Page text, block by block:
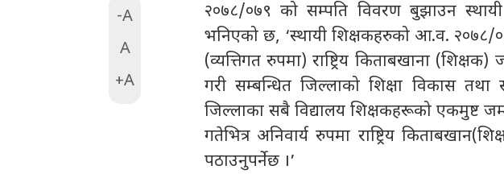
-A
A
+A
२०७८/०७९ को सम्पति विवरण बुझाउन
भनिएको छ, ‘स्थायी शिक्षकहरुको आ.व. २०७८/
(व्यत्तिगत रुपमा) राष्ट्रिय किताबखाना
गरी सम्बन्धित जिल्लाको शिक्षा विकास
जिल्लाका सबै विद्यालय शिक्षकहरूको एकमुष्ट
गतेभित्र अनिवार्य रुपमा राष्ट्रिय
पठाउनुपर्नेछ ।’